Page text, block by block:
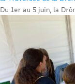
Du 1er au 5 juin, la